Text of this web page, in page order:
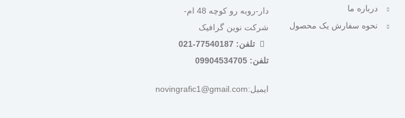
درباره ما
نحوه سفارش یک محصول
دار-روبه رو کوچه 48 ام-
شرکت نوین گرافیک
تلفن: 77540187-021
تلفن: 09904534705
ایمیل:novingrafic1@gmail.com